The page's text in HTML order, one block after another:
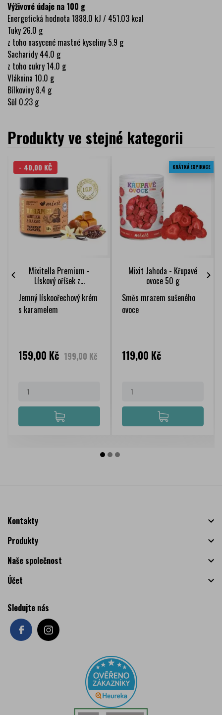
Výživové údaje na 100 g
Energetická hodnota 1888.0 kJ / 451.03 kcal
Tuky 26.0 g
z toho nasycené mastné kyseliny 5.9 g
Sacharidy 44.0 g
z toho cukry 14.0 g
Vláknina 10.0 g
Bílkoviny 8.4 g
Sůl 0.23 g
Produkty ve stejné kategorii
Mixitella Premium -
Lískový oříšek z...
Jemný lískoořechový krém
s karamelem
Cena
159,00 Kč Běžná
199,00 Kč
- 40,00 KČ
Mixit Jahoda - Křupavé
ovoce 50 g
Směs mrazem sušeného
ovoce
Cena
119,00 Kč
KRÁTKÁ EXPIRACE
 
Kontakty

Produkty

Naše společnost

Účet

Sledujte nás